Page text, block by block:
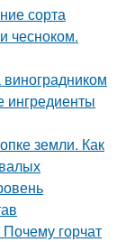
сорта
чесноком.
ингредиенты
земли. Как
горчат